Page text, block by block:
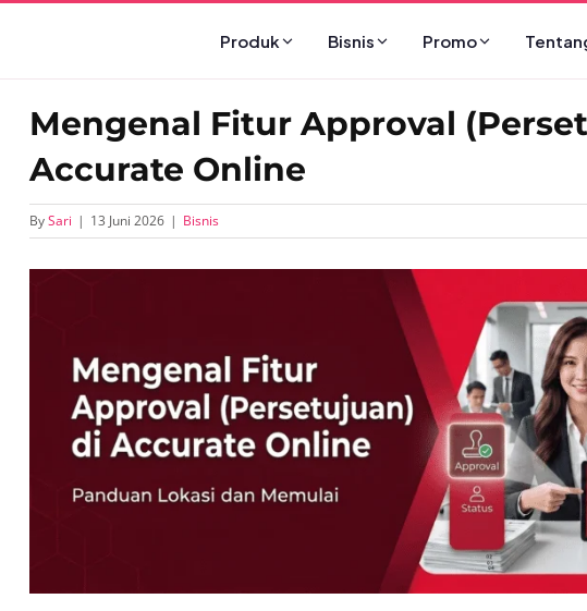
Produk Bisnis Promo
Mengenal Fitur Approval
Accurate Online
BySari | 13 Juni 2026 | Bisnis